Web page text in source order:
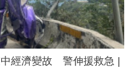
經濟變故 警伸援救急 |